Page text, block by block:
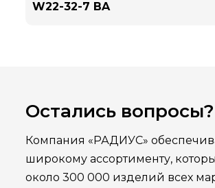
W22-32-7 BA
Остались вопросы?
Компания «РАДИУС»
широкому ассортименту,
около 300 000 изделий всех